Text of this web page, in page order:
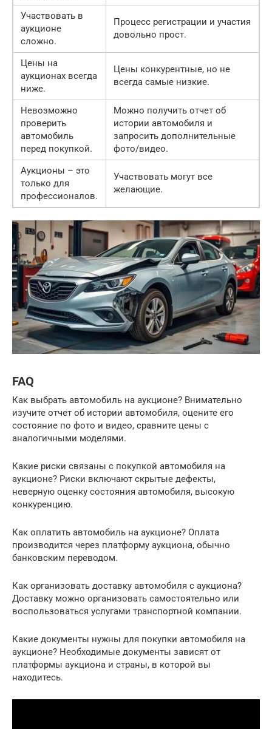
Участвовать в
аукционе
сложно.
Процесс регистрации и участия
довольно прост.
Цены на
аукционах всегда
ниже.
Цены конкурентные, но не
всегда самые низкие.
Невозможно
проверить
автомобиль
перед покупкой.
Можно получить отчет об
истории автомобиля и
запросить дополнительные
фото/видео.
Аукционы – это
только для
профессионалов.
Участвовать могут все
желающие.
FAQ
Как выбрать автомобиль на аукционе? Внимательно
изучите отчет об истории автомобиля, оцените его
состояние по фото и видео, сравните цены с
аналогичными моделями.
Какие риски связаны с покупкой автомобиля на
аукционе? Риски включают скрытые дефекты,
неверную оценку состояния автомобиля, высокую
конкуренцию.
Как оплатить автомобиль на аукционе? Оплата
производится через платформу аукциона, обычно
банковским переводом.
Как организовать доставку автомобиля с аукциона?
Доставку можно организовать самостоятельно или
воспользоваться услугами транспортной компании.
Какие документы нужны для покупки автомобиля на
аукционе? Необходимые документы зависят от
платформы аукциона и страны, в которой вы
находитесь.